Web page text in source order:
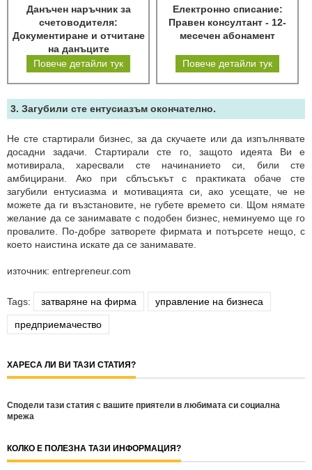
Данъчен наръчник за
счетоводителя:
Документиране и отчитане
на данъците
Повече детайли тук
Електронно списание:
Правен консултант - 12-
месечен абонамент
Повече детайли тук
3. Загубили сте ентусиазъм окончателно.
Не сте стартирали бизнес, за да скучаете или да изпълнявате
досадни задачи. Стартирали сте го, защото идеята Ви е
мотивирала, харесвали сте начинанието си, били сте
амбицирани. Ако при сблъсъкът с практиката обаче сте
загубили ентусиазма и мотивацията си, ако усещате, че не
можете да ги възстановите, не губете времето си. Щом нямате
желание да се занимавате с подобен бизнес, неминуемо ще го
провалите. По-добре затворете фирмата и потърсете нещо, с
което наистина искате да се занимавате.
източник: entrepreneur.com
Tags: затваряне на фирма управление на бизнеса
предприемачество
ХАРЕСА ЛИ ВИ ТАЗИ СТАТИЯ?
Сподели тази статия с вашите приятели в любимата си социална
мрежа
КОЛКО Е ПОЛЕЗНА ТАЗИ ИНФОРМАЦИЯ?